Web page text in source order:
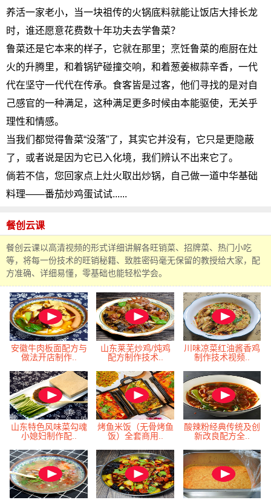
养活一家老小，当一块祖传的火锅底料就能让饭店大排长龙
时，谁还愿意花费数十年功夫去学鲁菜？
鲁菜还是它本来的样子，它就在那里；烹饪鲁菜的庖厨在灶
火的升腾里，和着锅铲碰撞交响，和着葱姜椒蒜辛香，一代
代在坚守一代代在传承。食客皆是过客，他们寻找的是对自
己感官的一种满足，这种满足更多时候由本能驱使，无关乎
理性和情感。
当我们都觉得鲁菜“没落”了，其实它并没有，它只是更隐蔽
了，或者说是因为它已入化境，我们辨认不出来它了。
倘若不信，您回家点上灶火取出炒锅，自己做一道中华基础
料理——番茄炒鸡蛋试试......
餐创云课
餐创云课以高清视频的形式详细讲解各旺销菜、招牌菜、热门小吃
等，将每一份技术的旺销秘籍、致胜密码毫无保留的教授给大家，配
方准确、详细易懂，零基础也能轻松学会。
安徽牛肉板面配方与
做法开店制作..
山东莱芜炒鸡/炖鸡
配方制作技术..
川味凉菜红油酱香鸡
制作技术视频..
山东特色风味菜勾魂
小媳妇制作配..
烤鱼米饭（无骨烤鱼
饭）全套商用..
酸辣粉经典传统及创
新改良配方全..